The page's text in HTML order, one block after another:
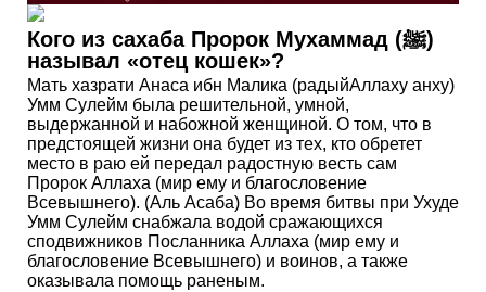
Кого из сахаба Пророк Мухаммад (ﷺ)
называл «отец кошек»?
Мать хазрати Анаса ибн Малика (радыйАллаху анху)
Умм Сулейм была решительной, умной,
выдержанной и набожной женщиной. О том, что в
предстоящей жизни она будет из тех, кто обретет
место в раю ей передал радостную весть сам
Пророк Аллаха (мир ему и благословение
Всевышнего). (Аль Асаба) Во время битвы при Ухуде
Умм Сулейм снабжала водой сражающихся
сподвижников Посланника Аллаха (мир ему и
благословение Всевышнего) и воинов, а также
оказывала помощь раненым.